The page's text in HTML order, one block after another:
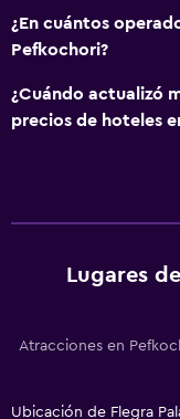
Toallas
Champú
Gel de ducha
Papeleras
Baño
Secador de pelo
Baño privado
Gorro de baño
¿En cuántos
Pefkochori?
¿Cuándo actualizó
precios de hoteles
Lugares
Atracciones en
Ubicación de Flegra